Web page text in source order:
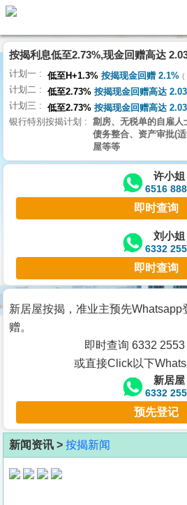
代
理
主
页
搵
楼/
交
业
主
宅
谷
按
客
地
产
按揭利息低至2.73%,现金回赠高达
计划一 低至H+1.3% 按揭现金回赠 2.1%
计划二 低至2.73% 按揭现金回赠高达
计划三 低至2.73% 按揭现金回赠高达
银行特别按揭计划
劏房、无税单的自雇人
债务整合、资产审批(
屋等等
许小姐
6516
即时查询
刘小姐
6332
即时查询
新居屋按揭，准业主预先Whatsapp
赠。
即时查询 6332
或直接Click以下
新居屋
6332
预先登记
新闻资讯 > 按揭新闻